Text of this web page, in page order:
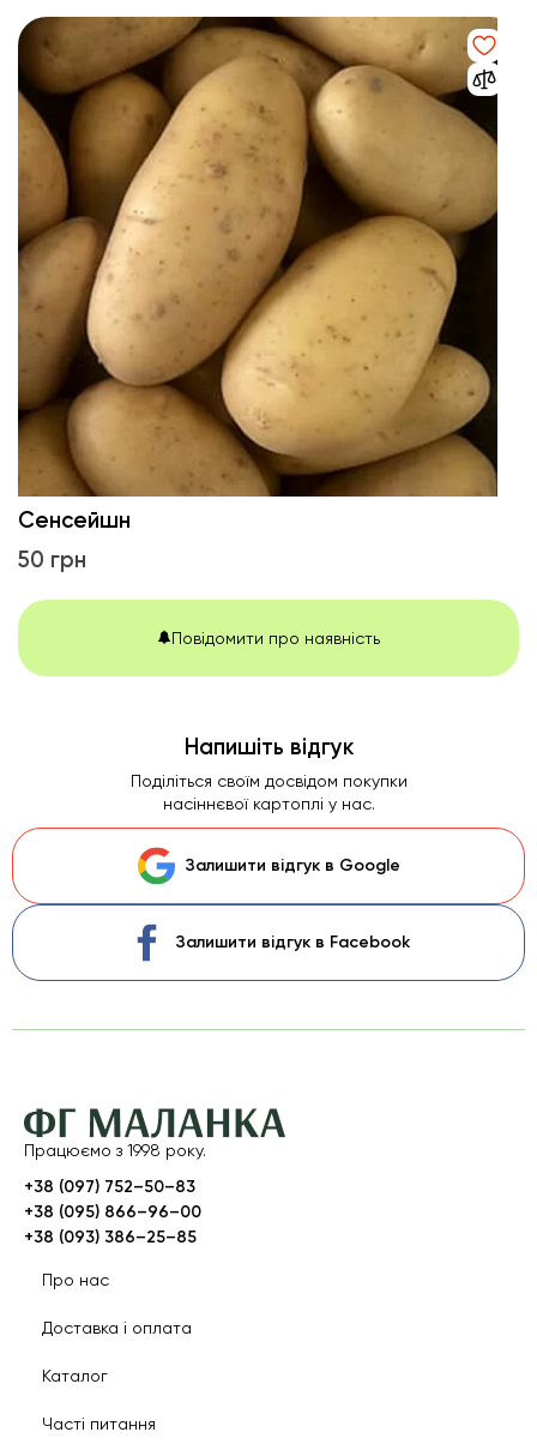
Сенсейшн
50 грн
Повідомити про наявність
Напишіть відгук
Поділіться своїм досвідом покупки
насіннєвої картоплі у нас.
Залишити відгук в Google
Залишити відгук в Facebook
Працюємо з 1998 року.
+38 (097) 752–50–83
+38 (095) 866–96–00
+38 (093) 386–25–85
Про нас
Доставка і оплата
Каталог
Часті питання